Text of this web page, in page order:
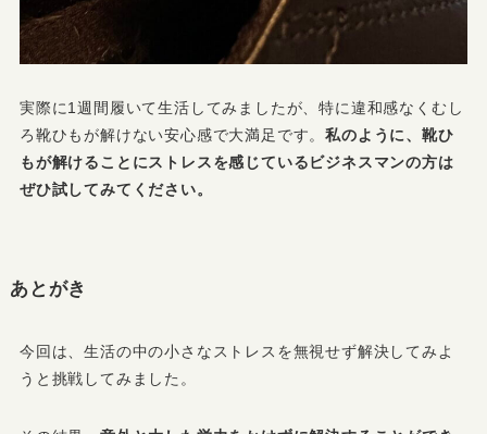
実際に1週間履いて生活してみましたが、特に違和感なくむし
ろ靴ひもが解けない安心感で大満足です。私のように、靴ひ
もが解けることにストレスを感じているビジネスマンの方は
ぜひ試してみてください。
あとがき
今回は、生活の中の小さなストレスを無視せず解決してみよ
うと挑戦してみました。